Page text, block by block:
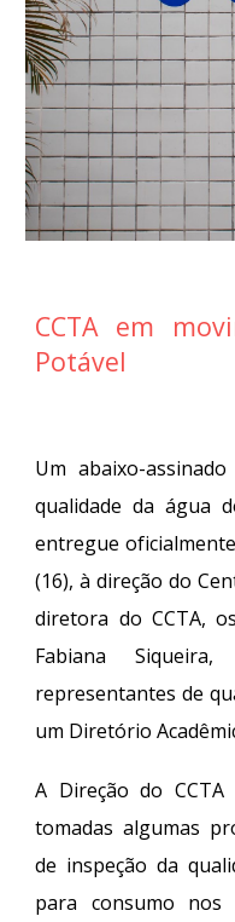
CCTA em
Potável
Um abaixo-
qualidade da água
entregue
(16), à direção do
diretora do CCTA,
Fabiana
representantes de
um Diretório
A Direção do
tomadas algumas
de inspeção da
para consumo